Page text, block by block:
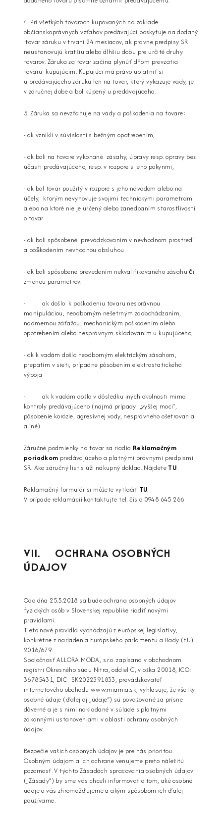
4. Pri všetkých tovaroch kupovaných na základe
občianskoprávnych vzťahov predávajúci poskytuje na dodaný
tovar záruku v trvaní 24 mesiacov, ak právne predpisy SR
neustanovujú kratšiu alebo dlhšiu dobu pre určité druhy
tovarov. Záruka za tovar začína plynúť dňom prevzatia
tovaru kupujúcim. Kupujúci má právo uplatniť si
u predávajúceho záruku len na tovar, ktorý vykazuje vady, je
v záručnej dobe a bol kúpený u predávajúceho.
5. Záruka sa nevzťahuje na vady a poškodenia na tovare:
- ak vznikli v súvislosti s bežným opotrebením,
- ak boli na tovare vykonané zásahy, úpravy resp. opravy bez
účasti predávajúceho, resp. v rozpore s jeho pokynmi,
- ak bol tovar použitý v rozpore s jeho návodom alebo na
účely, ktorým nevyhovuje svojimi technickými parametrami
alebo na ktoré nie je určený alebo zanedbaním starostlivosti
o tovar
- ak boli spôsobené prevádzkovaním v nevhodnom prostredí
a poškodením nevhodnou obsluhou
- ak boli spôsobené prevedením nekvalifikovaného zásahu či
zmenou parametrov.
- ak došlo k poškodeniu tovaru nesprávnou
manipuláciou, neodborným nešetrným zaobchádzaním,
nadmernou záťažou, mechanickým poškodením alebo
opotrebením alebo nesprávnym skladovaním u kupujúceho,
- ak k vadám došlo neodborným elektrickým zásahom,
prepätím v sieti, prípadne pôsobením elektrostatického
výboja
- ak k vadám došlo v dôsledku iných okolnosti mimo
kontroly predávajúceho (najmä prípady „vyššej moci“,
pôsobenie korózie, agresívnej vody, nesprávneho ošetrovania
a iné).
Záručné podmienky na tovar sa riadia Reklamačným
poriadkom predávajúceho a platnými právnymi predpismi
SR. Ako záručný list slúži nákupný doklad. Nájdete TU.
Reklamačný formulár si môžete vytlačiť TU.
V prípade reklamácií kontaktujte tel. číslo 0948 645 266
VII. OCHRANA OSOBNÝCH
ÚDAJOV
Odo dňa 25.5.2018 sa bude ochrana osobných údajov
fyzických osôb v Slovenskej republike riadiť novými
pravidlami.
Tieto nové pravidlá vychádzajú z európskej legislatívy,
konkrétne z nariadenia Európskeho parlamentu a Rady (EU)
2016/679.
Spoločnosť ALLORA MODA, s.r.o. zapísaná v obchodnom
registri Okresného súdu Nitra, oddiel C, vložka 20018, ICO:
36785431, DIC: SK2022391833, prevádzkovateľ
internetového obchodu www.miamia.sk, vyhlasuje, že všetky
osobné údaje (ďalej aj „údaje“) sú považované za prísne
dôverné a je s nimi nakladané v súlade s platnými
zákonnými ustanoveniami v oblasti ochrany osobných
údajov.
Bezpečie vašich osobných údajov je pre nás prioritou.
Osobným údajom a ich ochrane venujeme preto náležitú
pozornosť. V týchto Zásadách spracovania osobných údajov
(„Zásady“) by sme vás chceli informovať o tom, aké osobné
údaje o vás zhromažďujeme a akým spôsobom ich ďalej
používame.